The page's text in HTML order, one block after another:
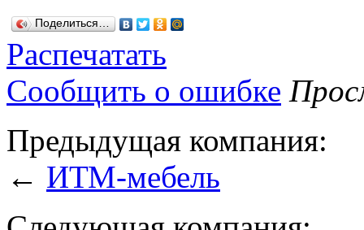
Поделиться…
Распечатать
Сообщить о ошибке
Предыдущая компания:
← ИТМ-мебель